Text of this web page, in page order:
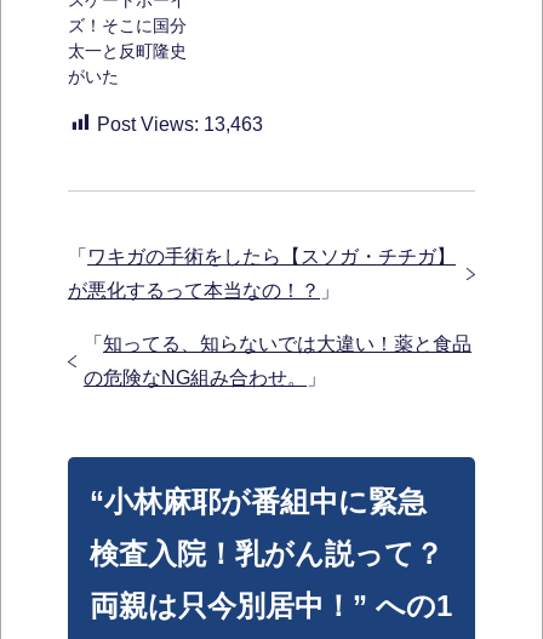
ズ！そこに国分
太一と反町隆史
がいた
Post Views: 13,463
「 ワキガの手術をしたら【スソガ・チチガ】
が悪化するって本当なの！？ 」
「 知ってる、知らないでは大違い！薬と食品
の危険なNG組み合わせ。
」
“小林麻耶が番組中に緊急
検査入院！乳がん説って？
両親は只今別居中！” への1